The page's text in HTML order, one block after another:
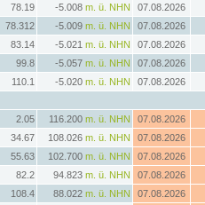
78.19 -5.008 m. ü. NHN 07.08.2026
78.312 -5.009 m. ü. NHN 07.08.2026
83.14 -5.021 m. ü. NHN 07.08.2026
99.8 -5.057 m. ü. NHN 07.08.2026
110.1 -5.020 m. ü. NHN 07.08.2026
2.05 116.200 m. ü. NHN 07.08.2026
34.67 108.026 m. ü. NHN 07.08.2026
55.63 102.700 m. ü. NHN 07.08.2026
82.2 94.823 m. ü. NHN 07.08.2026
108.4 88.022 m. ü. NHN 07.08.2026